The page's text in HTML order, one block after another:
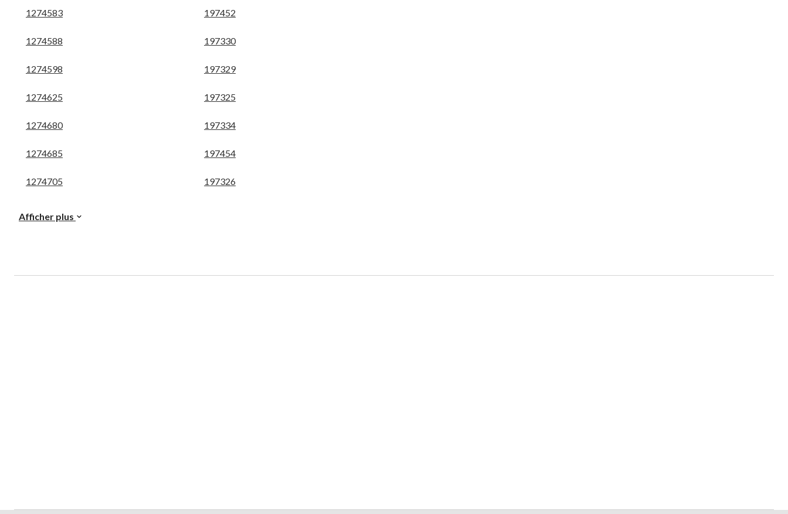
1274583 197452
1274588 197330
1274598 197329
1274625 197325
1274680 197334
1274685 197454
1274705 197326
Afficher plus